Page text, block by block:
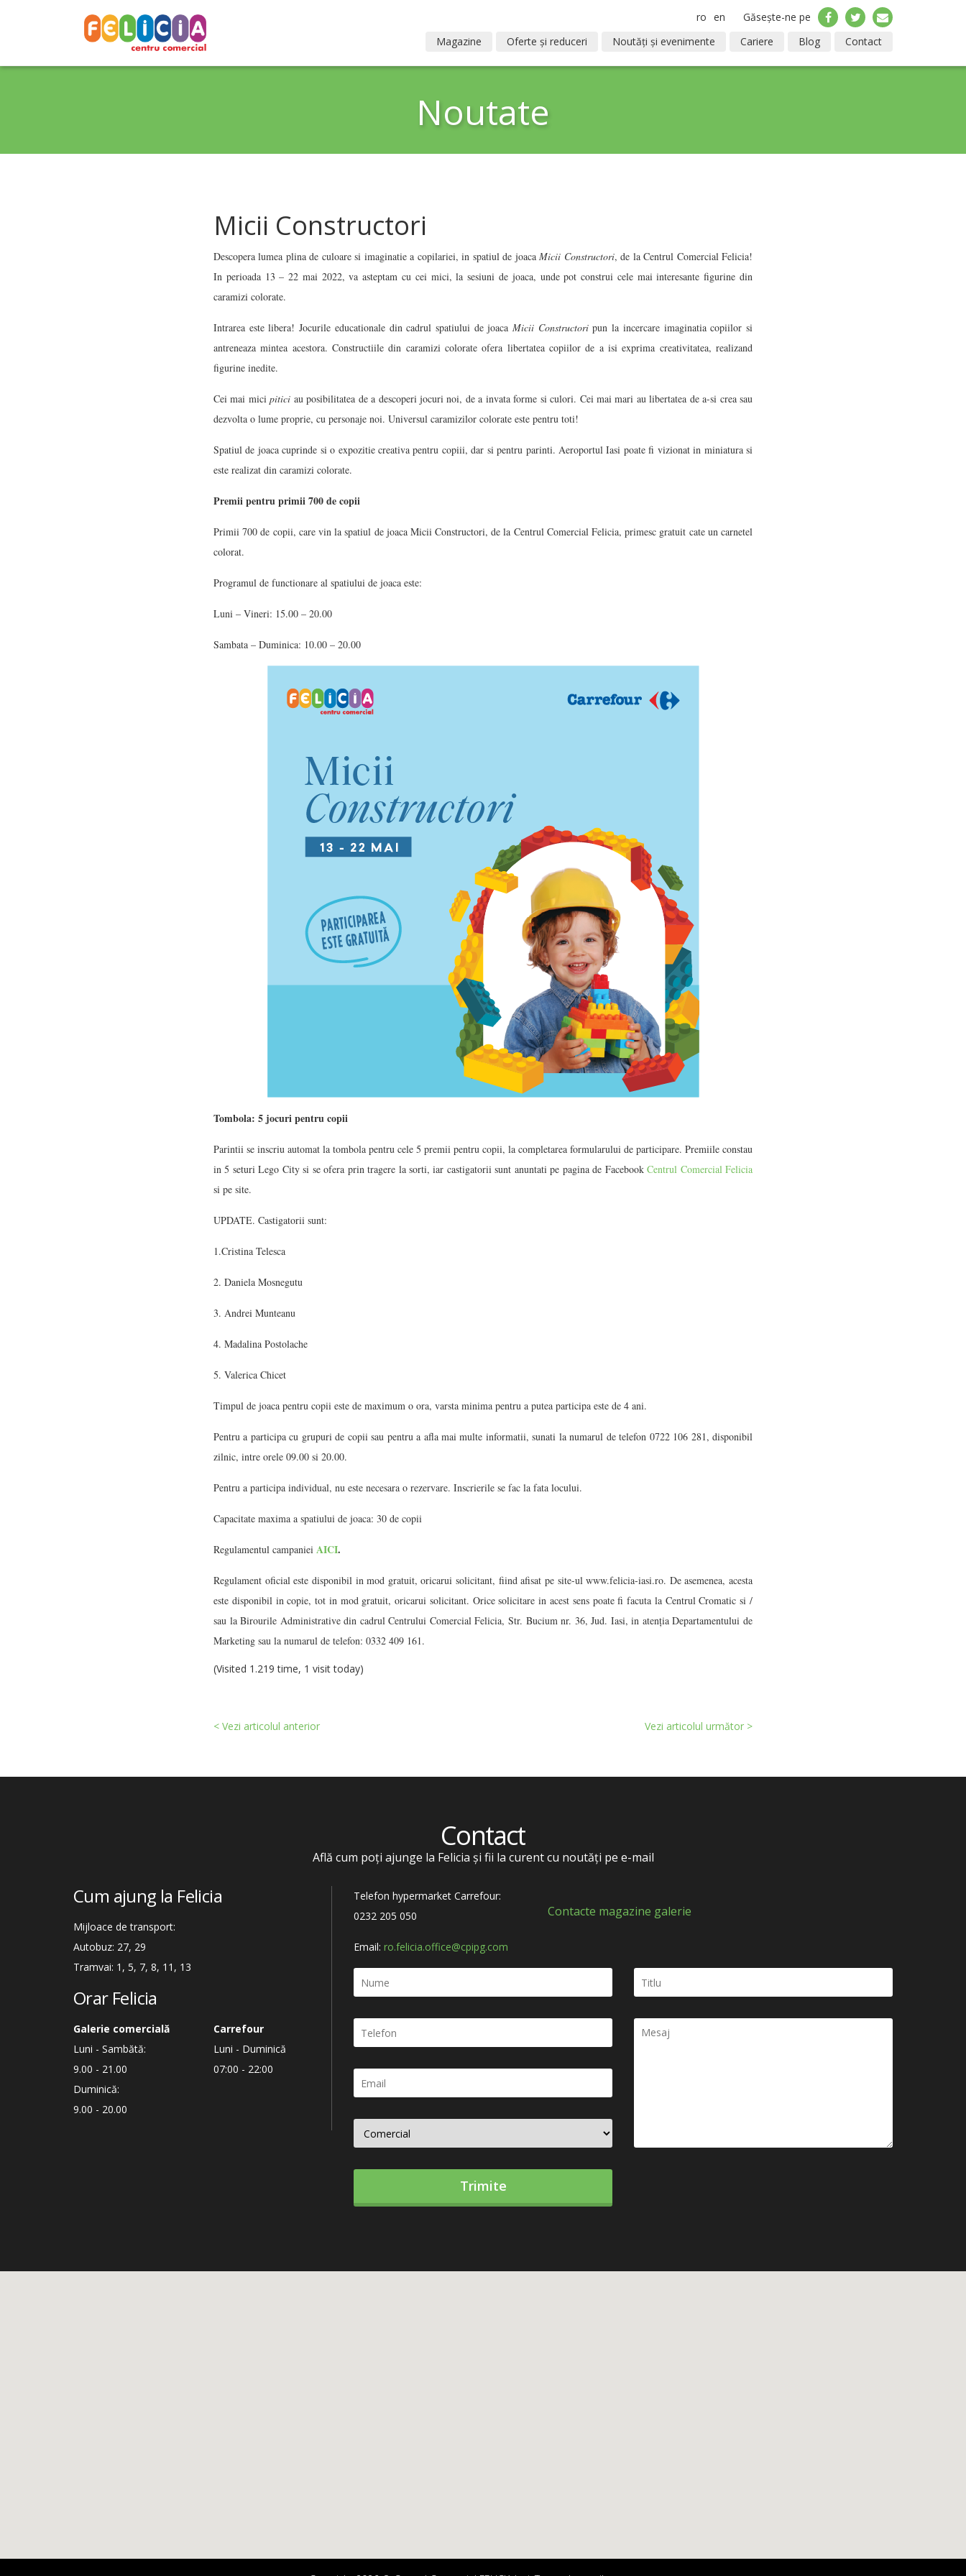
en
ro
Găsește-ne pe
Magazine
Oferte și reduceri Noutăți și evenimente Cariere Blog Contact
Noutate
Micii Constructori
Descopera lumea plina de culoare si imaginatie a copilariei, in spatiul de joacaMicii Constructori, de la Centrul Comercial Felicia!
In perioada 13 – 22 mai 2022, va asteptam cu cei mici, la sesiuni de joaca, unde pot construi cele mai interesante figurine din
caramizi colorate.
Intrarea este libera! Jocurile educationale din cadrul spatiului de joacaMicii Constructoripun la incercare imaginatia copiilor si
antreneaza mintea acestora. Constructiile din caramizi colorate ofera libertatea copiilor de a isi exprima creativitatea, realizand
figurine inedite.
Cei mai micipitici au posibilitatea de a descoperi jocuri noi, de a invata forme si culori. Cei mai mari au libertatea de a-si crea sau
dezvolta o lume proprie, cu personaje noi. Universul caramizilor colorate este pentru toti!
Spatiul de joaca cuprinde si o expozitie creativa pentru copiii, dar si pentru parinti. Aeroportul Iasi poate fi vizionat in miniatura si
este realizat din caramizi colorate.
Premii pentru primii 700 de copii
Primii 700 de copii, care vin la spatiul de joaca Micii Constructori, de la Centrul Comercial Felicia, primesc gratuit cate un carnetel
colorat.
Programul de functionare al spatiului de joaca este:
Luni – Vineri: 15.00 – 20.00
Sambata – Duminica: 10.00 – 20.00
Tombola: 5 jocuri pentru copii
Parintii se inscriu automat la tombola pentru cele 5 premii pentru copii, la completarea formularului de participare. Premiile constau
in 5 seturi Lego City si se ofera prin tragere la sorti, iar castigatorii sunt anuntati pe pagina de FacebookCentrul Comercial Felicia
si pe site.
UPDATE. Castigatorii sunt:
1.Cristina Telesca
2. Daniela Mosnegutu
3. Andrei Munteanu
4. Madalina Postolache
5. Valerica Chicet
Timpul de joaca pentru copii este de maximum o ora, varsta minima pentru a putea participa este de 4 ani.
Pentru a participa cu grupuri de copii sau pentru a afla mai multe informatii, sunati la numarul de telefon 0722 106 281, disponibil
zilnic, intre orele 09.00 si 20.00.
Pentru a participa individual, nu este necesara o rezervare. Inscrierile se fac la fata locului.
Capacitate maxima a spatiului de joaca: 30 de copii
Regulamentul campaniei AICI.
Regulament oficial este disponibil in mod gratuit, oricarui solicitant, fiind afisat pe site-ul www.felicia-iasi.ro. De asemenea, acesta
este disponibil in copie, tot in mod gratuit, oricarui solicitant. Orice solicitare in acest sens poate fi facuta la Centrul Cromatic si /
sau la Birourile Administrative din cadrul Centrului Comercial Felicia, Str. Bucium nr. 36, Jud. Iasi, in atenția Departamentului de
Marketing sau la numarul de telefon: 0332 409 161.
(Visited 1.219 time, 1 visit today)
< Vezi articolul anterior Vezi articolul următor >
Contact
Află cum poți ajunge la Felicia și fii la curent cu noutăți pe e-mail
Cum ajung la Felicia
Mijloace de transport:
Autobuz: 27, 29
Tramvai: 1, 5, 7, 8, 11, 13
Orar Felicia
Galerie comercială
Luni - Sambătă:
9.00 - 21.00
Duminică:
9.00 - 20.00
Carrefour
Luni - Duminică
07:00 - 22:00
Telefon hypermarket Carrefour:
0232 205 050
Contacte magazine galerie
Email: ro.felicia.office@cpipg.com
Trimite